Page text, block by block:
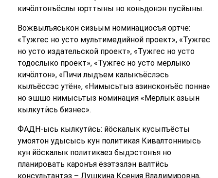
кичӧлтонъёслы юрттыны но коньдонэн пусйыны.
Вожвылъяськон сизьым номинациосъя ортче:
«Тужгес но усто мультимедийной проект», «Тужгес
но усто издательской проект», «Тужгес но усто
тодослыко проект», «Тужгес но усто мерлыко
кичӧлтон», «Пичи лыдъем калыкъёслэсь
кылъёссэс утён», «Нимысьтыз азинсконъёс понна»
но эшшо нимысьтыз номинация «Мерлык азьын
кылкутӥсь бизнес».
ФАДН-ысь кылкутӥсь: йӧскалык кусыпъёсты
умоятон удысысь кун политикая Кивалтонниысь
кун йӧскалык политикаез быдэстонъя но
планировать каронъя ёзэтэзлэн валтӥсь
консультантэз – Лушкина Ксения Владимировна,